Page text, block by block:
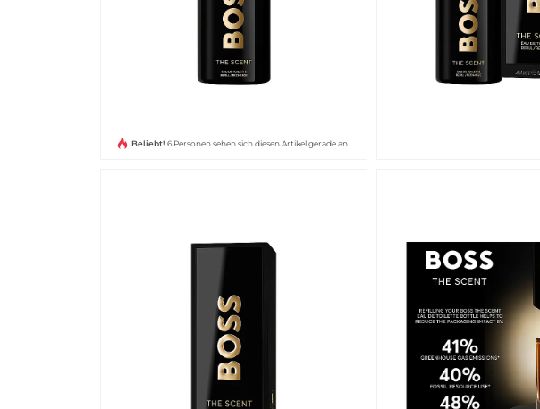
Beliebt! 6 Personen sehen sich diesen Artikel gerade an